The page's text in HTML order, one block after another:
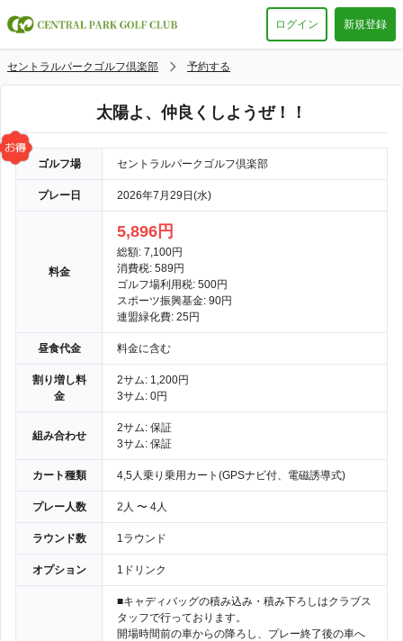
ログイン 新規登録
セントラルパークゴルフ倶楽部 予約する
太陽よ、仲良くしようぜ！！
ゴルフ場 セントラルパークゴルフ倶楽部
プレー日 2026年7月29日(水)
料金
5,896円
総額: 7,100円
消費税: 589円
ゴルフ場利用税: 500円
スポーツ振興基金: 90円
連盟緑化費: 25円
昼食代金 料金に含む
割り増し料
金
2サム: 1,200円
3サム: 0円
組み合わせ
2サム: 保証
3サム: 保証
カート種類 4,5人乗り乗用カート(GPSナビ付、電磁誘導式)
プレー人数 2人 〜 4人
ラウンド数 1ラウンド
オプション 1ドリンク
■キャディバッグの積み込み・積み下ろしはクラブス
タッフで行っております。
開場時間前の車からの降ろし、プレー終了後の車へ